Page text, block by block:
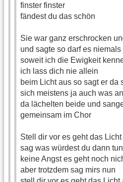
finster finster
fändest du das schön
Sie war ganz erschrocken
und sagte so darf es niemals
soweit ich die Ewigkeit
ich lass dich nie allein
beim Licht aus so sagt er da
sich meistens ja auch was
da lächelten beide und
gemeinsam im Chor
Stell dir vor es geht das
sag was würdest du dann tun
keine Angst es geht noch
aber trotzdem sag mirs nun